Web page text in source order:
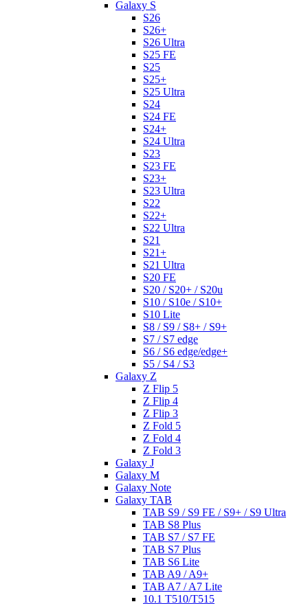
Galaxy S
S26
S26+
S26 Ultra
S25 FE
S25
S25+
S25 Ultra
S24
S24 FE
S24+
S24 Ultra
S23
S23 FE
S23+
S23 Ultra
S22
S22+
S22 Ultra
S21
S21+
S21 Ultra
S20 FE
S20 / S20+ / S20u
S10 / S10e / S10+
S10 Lite
S8 / S9 / S8+ / S9+
S7 / S7 edge
S6 / S6 edge/edge+
S5 / S4 / S3
Galaxy Z
Z Flip 5
Z Flip 4
Z Flip 3
Z Fold 5
Z Fold 4
Z Fold 3
Galaxy J
Galaxy M
Galaxy Note
Galaxy TAB
TAB S9 / S9 FE / S9+ / S9 Ultra
TAB S8 Plus
TAB S7 / S7 FE
TAB S7 Plus
TAB S6 Lite
TAB A9 / A9+
TAB A7 / A7 Lite
10.1 T510/T515